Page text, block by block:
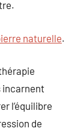
naturelle.
incarnent
l’équilibre
de